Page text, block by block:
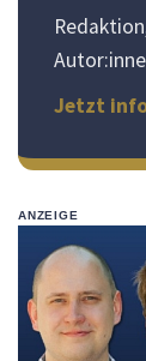
Jetzt
ANZEIGE